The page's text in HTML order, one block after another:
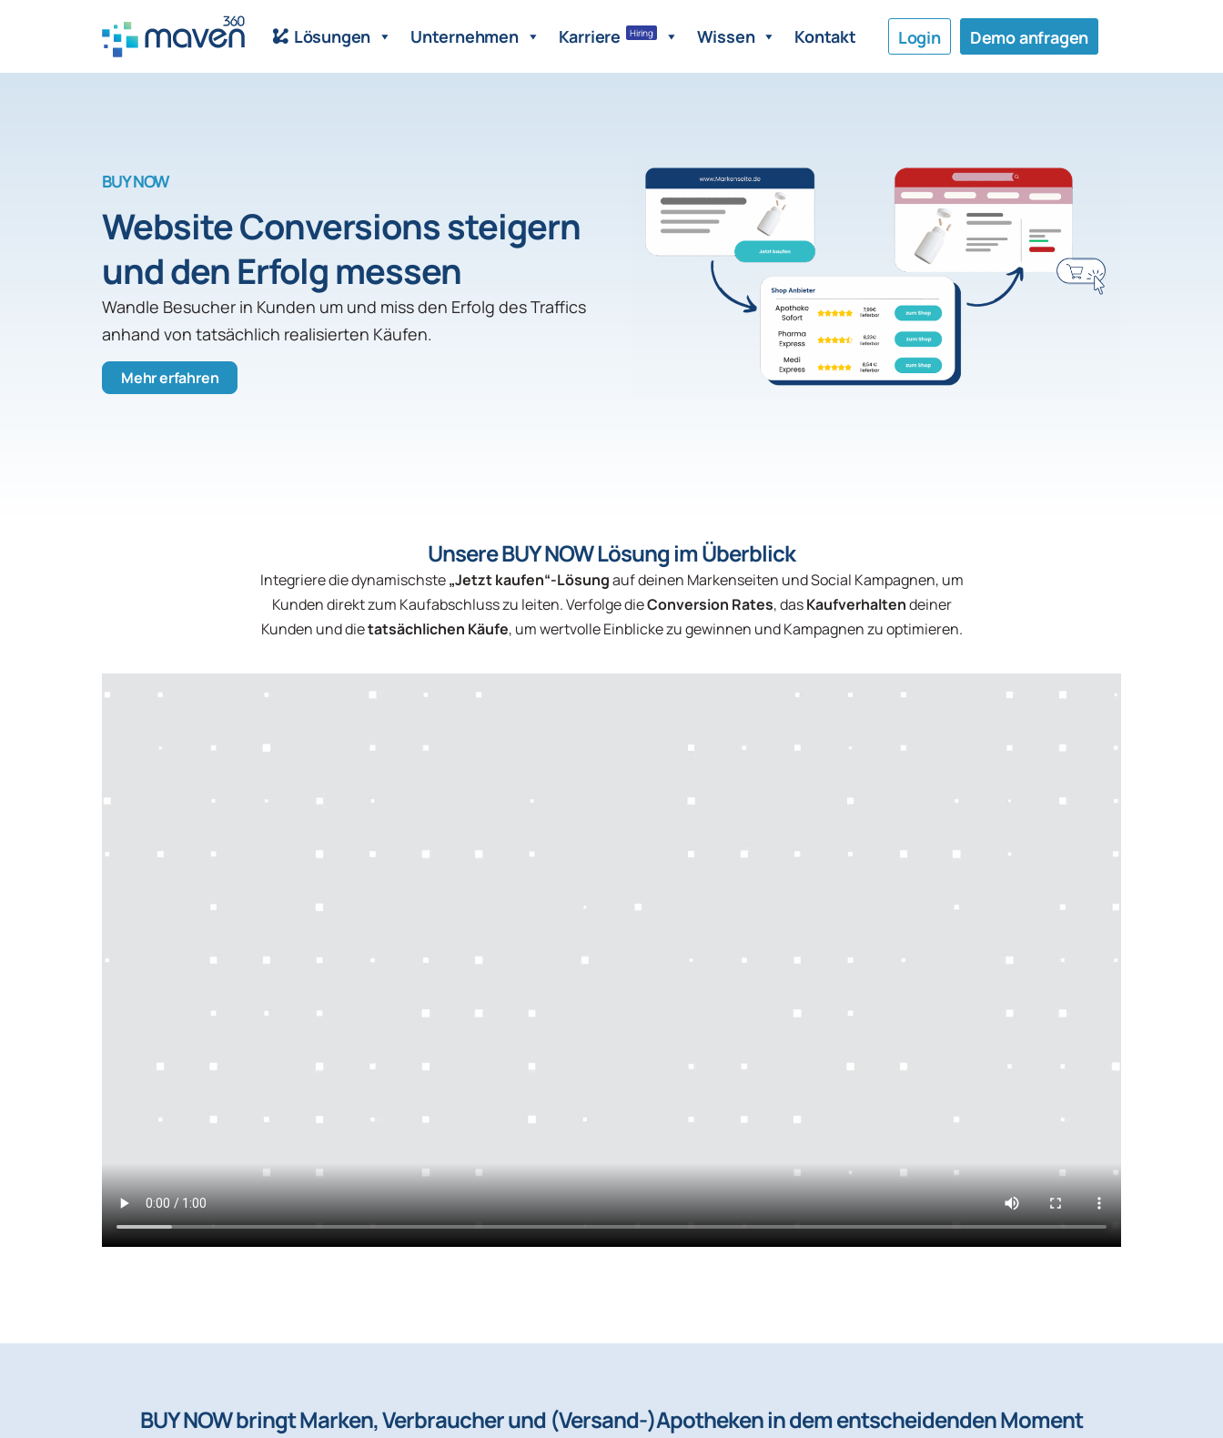
Lösungen Unternehmen Karriere Hiring Wissen Kontakt Login Demo anfragen
BUY NOW
Website Conversions steigern
und den Erfolg messen
Wandle Besucher in Kunden um und miss den Erfolg des Traffics
anhand von tatsächlich realisierten Käufen.
Mehr erfahren
Unsere BUY NOW Lösung im Überblick
Integriere die dynamischste„Jetzt kaufen“-Lösungauf deinen Markenseiten und Social Kampagnen, um
Kunden direkt zum Kaufabschluss zu leiten. Verfolge dieConversion Rates, dasKaufverhaltendeiner
Kunden und dietatsächlichen Käufe, um wertvolle Einblicke zu gewinnen und Kampagnen zu optimieren.
BUY NOW bringt Marken, Verbraucher und (Versand-)Apotheken in dem entscheidenden Moment